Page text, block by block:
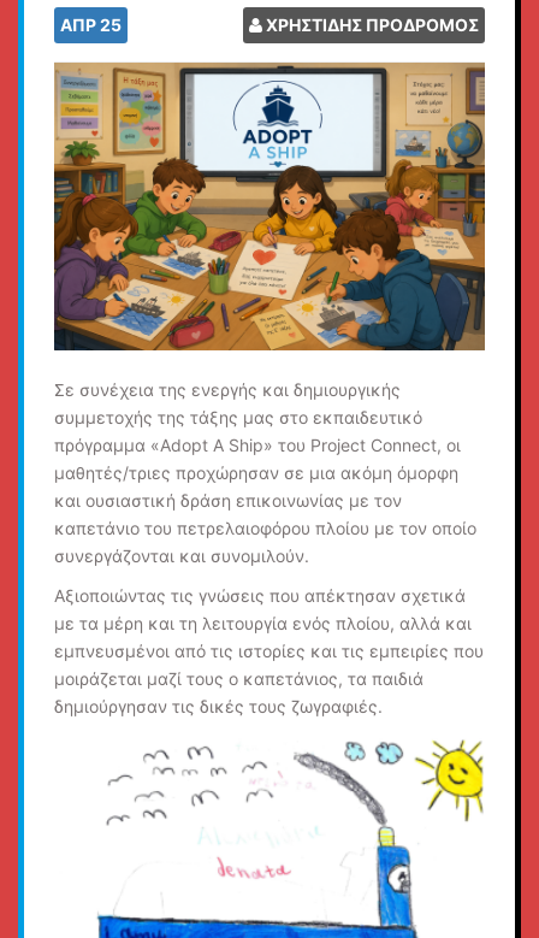
ΑΠΡ25 ΧΡΗΣΤΙΔΗΣ ΠΡΟΔΡΟΜΟΣ
Σε συνέχεια της ενεργής και δημιουργικής
συμμετοχής της τάξης μας στο εκπαιδευτικό
πρόγραμμα «Adopt A Ship» του Project Connect, οι
μαθητές/τριες προχώρησαν σε μια ακόμη όμορφη
και ουσιαστική δράση επικοινωνίας με τον
καπετάνιο του πετρελαιοφόρου πλοίου με τον οποίο
συνεργάζονται και συνομιλούν.
Αξιοποιώντας τις γνώσεις που απέκτησαν σχετικά
με τα μέρη και τη λειτουργία ενός πλοίου, αλλά και
εμπνευσμένοι από τις ιστορίες και τις εμπειρίες που
μοιράζεται μαζί τους ο καπετάνιος, τα παιδιά
δημιούργησαν τις δικές τους ζωγραφιές.